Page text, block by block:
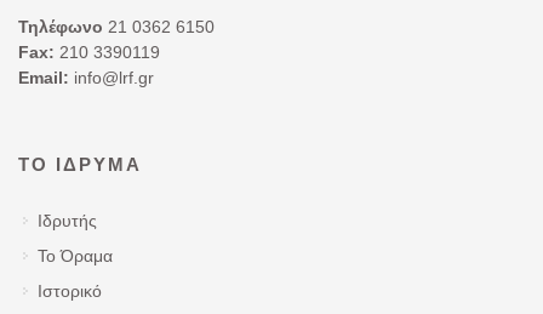
Τηλέφωνο 21 0362 6150
Fax: 210 3390119
Email: info@lrf.gr
ΤΟ ΊΔΡΥΜΑ
Ιδρυτής
Το Όραμα
Ιστορικό